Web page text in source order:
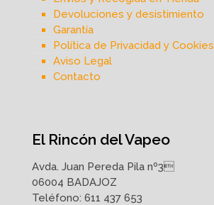
Devoluciones y desistimiento
Garantía
Política de Privacidad y Cookies
Aviso Legal
Contacto
El Rincón del Vapeo
Avda. Juan Pereda Pila nº3
06004 BADAJOZ
Teléfono: 611 437 653